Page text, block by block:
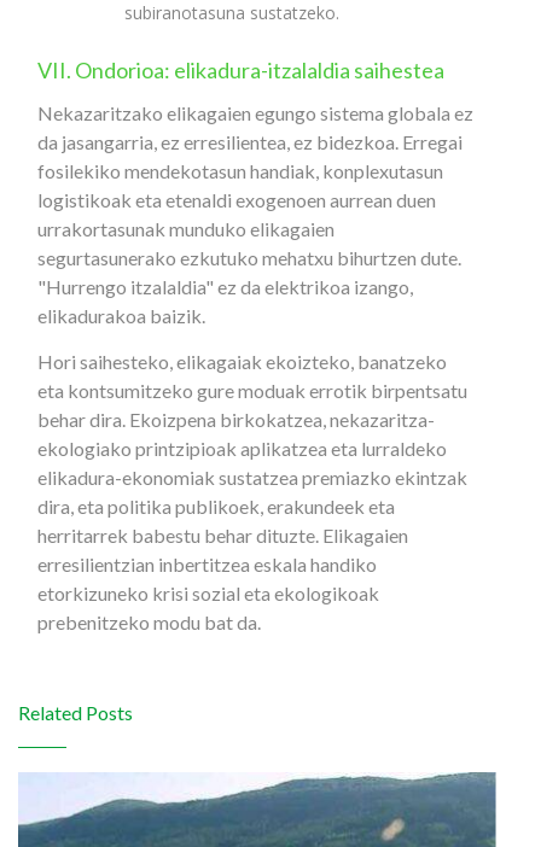
subiranotasuna sustatzeko.
VII. Ondorioa: elikadura-itzalaldia saihestea
Nekazaritzako elikagaien egungo sistema globala ez
da jasangarria, ez erresilientea, ez bidezkoa. Erregai
fosilekiko mendekotasun handiak, konplexutasun
logistikoak eta etenaldi exogenoen aurrean duen
urrakortasunak munduko elikagaien
segurtasunerako ezkutuko mehatxu bihurtzen dute.
"Hurrengo itzalaldia" ez da elektrikoa izango,
elikadurakoa baizik.
Hori saihesteko, elikagaiak ekoizteko, banatzeko
eta kontsumitzeko gure moduak errotik birpentsatu
behar dira. Ekoizpena birkokatzea, nekazaritza-
ekologiako printzipioak aplikatzea eta lurraldeko
elikadura-ekonomiak sustatzea premiazko ekintzak
dira, eta politika publikoek, erakundeek eta
herritarrek babestu behar dituzte. Elikagaien
erresilientzian inbertitzea eskala handiko
etorkizuneko krisi sozial eta ekologikoak
prebenitzeko modu bat da.
Related Posts